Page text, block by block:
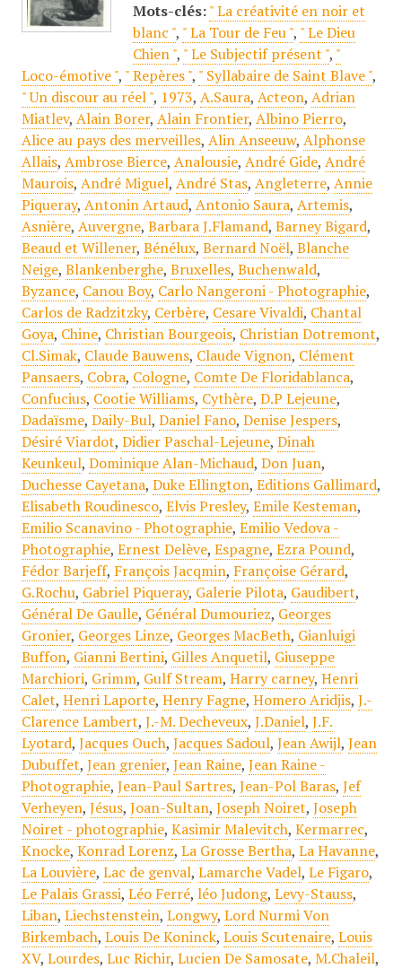
Mots-clés: " La créativité en noir et
blanc ", " La Tour de Feu ", " Le Dieu
Chien ", " Le Subjectif présent ", "
Loco-émotive ", " Repères ", " Syllabaire de Saint Blave ",
" Un discour au réel ", 1973, A.Saura, Acteon, Adrian
Miatlev, Alain Borer, Alain Frontier, Albino Pierro,
Alice au pays des merveilles, Alin Anseeuw, Alphonse
Allais, Ambrose Bierce, Analousie, André Gide, André
Maurois, André Miguel, André Stas, Angleterre, Annie
Piqueray, Antonin Artaud, Antonio Saura, Artemis,
Asnière, Auvergne, Barbara J.Flamand, Barney Bigard,
Beaud et Willener, Bénélux, Bernard Noël, Blanche
Neige, Blankenberghe, Bruxelles, Buchenwald,
Byzance, Canou Boy, Carlo Nangeroni - Photographie,
Carlos de Radzitzky, Cerbère, Cesare Vivaldi, Chantal
Goya, Chine, Christian Bourgeois, Christian Dotremont,
Cl.Simak, Claude Bauwens, Claude Vignon, Clément
Pansaers, Cobra, Cologne, Comte De Floridablanca,
Confucius, Cootie Williams, Cythère, D.P Lejeune,
Dadaïsme, Daily-Bul, Daniel Fano, Denise Jespers,
Désiré Viardot, Didier Paschal-Lejeune, Dinah
Keunkeul, Dominique Alan-Michaud, Don Juan,
Duchesse Cayetana, Duke Ellington, Editions Gallimard,
Elisabeth Roudinesco, Elvis Presley, Emile Kesteman,
Emilio Scanavino - Photographie, Emilio Vedova -
Photographie, Ernest Delève, Espagne, Ezra Pound,
Fédor Barjeff, François Jacqmin, Françoise Gérard,
G.Rochu, Gabriel Piqueray, Galerie Pilota, Gaudibert,
Général De Gaulle, Général Dumouriez, Georges
Gronier, Georges Linze, Georges MacBeth, Gianluigi
Buffon, Gianni Bertini, Gilles Anquetil, Giuseppe
Marchiori, Grimm, Gulf Stream, Harry carney, Henri
Calet, Henri Laporte, Henry Fagne, Homero Aridjis, J.-
Clarence Lambert, J.-M. Decheveux, J.Daniel, J.F.
Lyotard, Jacques Ouch, Jacques Sadoul, Jean Awijl, Jean
Dubuffet, Jean grenier, Jean Raine, Jean Raine -
Photographie, Jean-Paul Sartres, Jean-Pol Baras, Jef
Verheyen, Jésus, Joan-Sultan, Joseph Noiret, Joseph
Noiret - photographie, Kasimir Malevitch, Kermarrec,
Knocke, Konrad Lorenz, La Grosse Bertha, La Havanne,
La Louvière, Lac de genval, Lamarche Vadel, Le Figaro,
Le Palais Grassi, Léo Ferré, léo Judong, Levy-Stauss,
Liban, Liechstenstein, Longwy, Lord Nurmi Von
Birkembach, Louis De Koninck, Louis Scutenaire, Louis
XV, Lourdes, Luc Richir, Lucien De Samosate, M.Chaleil,